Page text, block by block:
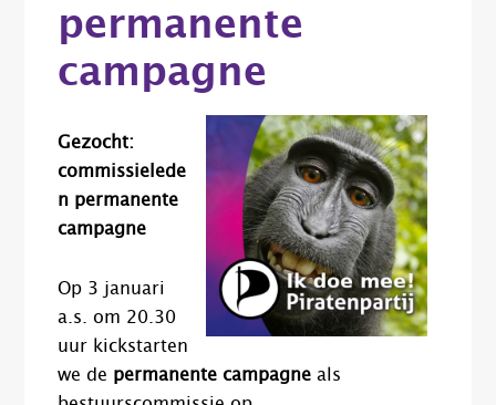
permanente
campagne
Gezocht:
commissielede
n permanente
campagne
Op 3 januari
a.s. om 20.30
uur kickstarten
we de permanente campagne als